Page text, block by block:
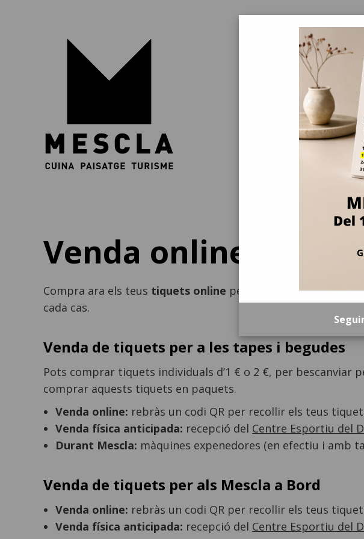
Venda online de
Compra ara els teus tiquets online per a les tapes, begudes
cada cas.
Venda de tiquets per a les tapes i begudes
Pots comprar tiquets individuals d’1 € o 2 €, per bescanviar
comprar aquests tiquets en paquets.
Venda online: rebràs un codi QR per recollir els teus
Venda física anticipada: recepció del Centre Esportiu del
Durant Mescla: màquines expenedores (en efectiu i amb
Venda de tiquets per als Mescla a Bord
Venda online: rebràs un codi QR per recollir els teus
Venda física anticipada: recepció del Centre Esportiu del